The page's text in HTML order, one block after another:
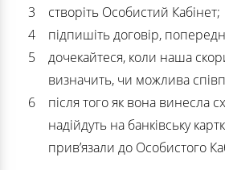
створіть Особистий Кабінет;
підпишіть договір,
дочекайтеся, коли наша
визначить, чи можлива
після того як вона винесла
надійдуть на банківську
прив’язали до Особистого